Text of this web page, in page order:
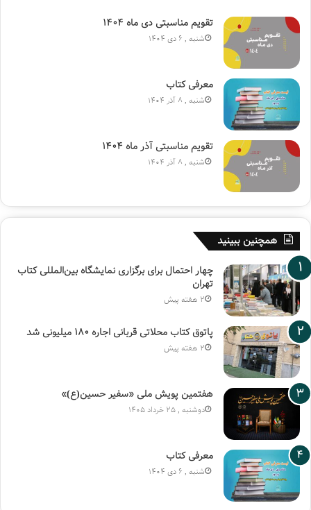
تقویم مناسبتی دی ماه ۱۴۰۴
شنبه , 6 دی 1404
معرفی کتاب
شنبه , 8 آذر 1404
تقویم مناسبتی آذر ماه ۱۴۰۴
شنبه , 8 آذر 1404
همچنین ببینید
چهار احتمال برای برگزاری نمایشگاه بین‌المللی کتاب
تهران
2 هفته پیش
پاتوق کتاب محلاتی قربانی اجاره ۱۸۰ میلیونی شد
2 هفته پیش
هفتمین پویش ملی «سفیر حسین(ع)»
دوشنبه , 25 خرداد 1405
معرفی کتاب
شنبه , 6 دی 1404